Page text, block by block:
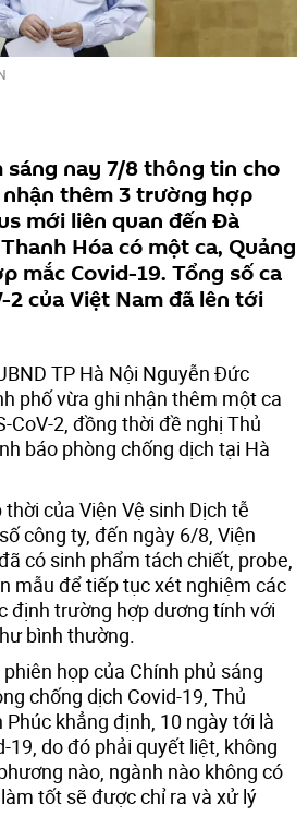
sáng nay 7/8 thông tin cho
thêm 3 trường hợp
mới liên quan đến Đà
Hóa có một ca, Quảng
mắc Covid-19. Tổng số ca
2 của Việt Nam đã lên tới
TP Hà Nội Nguyễn Đức
phố vừa ghi nhận thêm một ca
CoV-2, đồng thời đề nghị Thủ
báo phòng chống dịch tại Hà
của Viện Vệ sinh Dịch tễ
công ty, đến ngày 6/8, Viện
có sinh phẩm tách chiết, probe,
mẫu để tiếp tục xét nghiệm các
định trường hợp dương tính với
bình thường.
họp của Chính phủ sáng
chống dịch Covid-19, Thủ
khẳng định, 10 ngày tới là
19, do đó phải quyết liệt, không
nào, ngành nào không có
tốt sẽ được chỉ ra và xử lý